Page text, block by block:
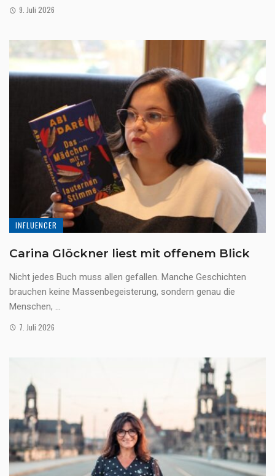
9. Juli 2026
INFLUENCER
Carina Glöckner liest mit offenem Blick
Nicht jedes Buch muss allen gefallen. Manche Geschichten
brauchen keine Massenbegeisterung, sondern genau die
Menschen, ...
7. Juli 2026